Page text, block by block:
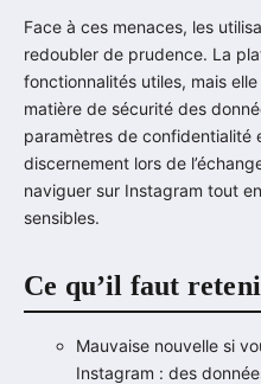
Face à ces menaces, les
redoubler de prudence. La
fonctionnalités utiles, mais elle
matière de sécurité des
paramètres de confidentialité
discernement lors de
naviguer sur Instagram tout
sensibles.
Ce qu’il faut
Mauvaise nouvelle si
Instagram : des